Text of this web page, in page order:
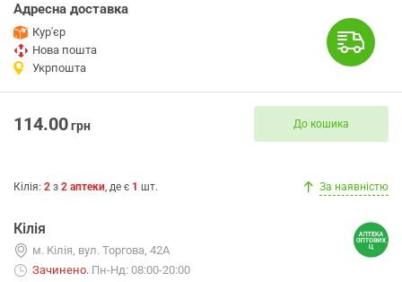
Адресна доставка
Кур'єр
Нова пошта
Укрпошта
114.00грн До кошика
Кілія: 2 з 2 аптеки, де є 1 шт. За наявністю
Кілія
м. Кілія, вул. Торгова, 42А
Зачинено. Пн-Нд: 08:00-20:00